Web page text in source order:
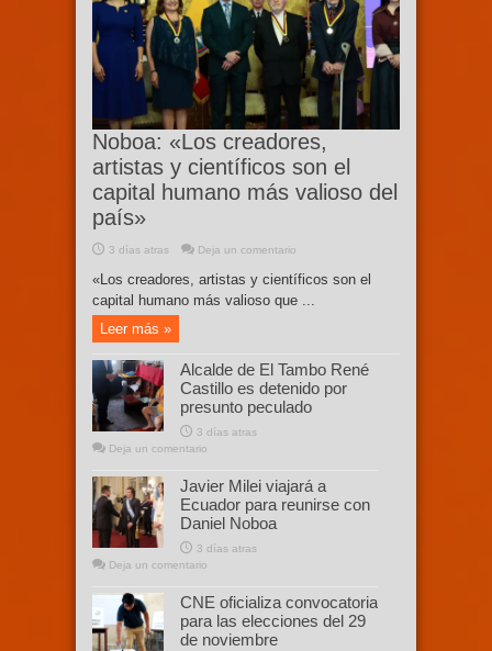
Noboa: «Los creadores,
artistas y científicos son el
capital humano más valioso del
país»
3 días atras Deja un comentario
«Los creadores, artistas y científicos son el
capital humano más valioso que ...
Leer más »
Alcalde de El Tambo René
Castillo es detenido por
presunto peculado
3 días atras
Deja un comentario
Javier Milei viajará a
Ecuador para reunirse con
Daniel Noboa
3 días atras
Deja un comentario
CNE oficializa convocatoria
para las elecciones del 29
de noviembre